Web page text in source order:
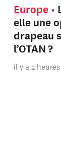
Europe
elle une
drapeau
l’OTAN ?
il y a 2 heures